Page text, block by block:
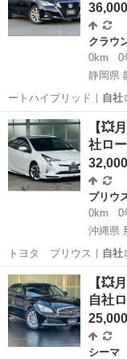
クラウ
0km
0
静岡県
ートハイブリッド｜ 自社
静岡 静岡市 クラ
【💥
社ロ
プリウ
0km
0
沖縄県
トヨタ プリウス｜ 自社
沖縄 那覇市 プリ
【💥
自社
シーマ